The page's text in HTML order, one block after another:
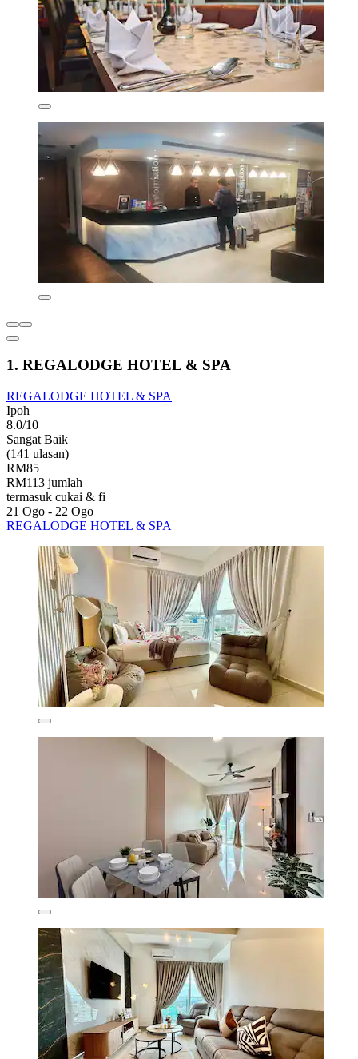
1. REGALODGE HOTEL & SPA
REGALODGE HOTEL & SPA
Ipoh
8.0/10
Sangat Baik
(141 ulasan)
RM85
RM113 jumlah
termasuk cukai & fi
21 Ogo - 22 Ogo
REGALODGE HOTEL & SPA